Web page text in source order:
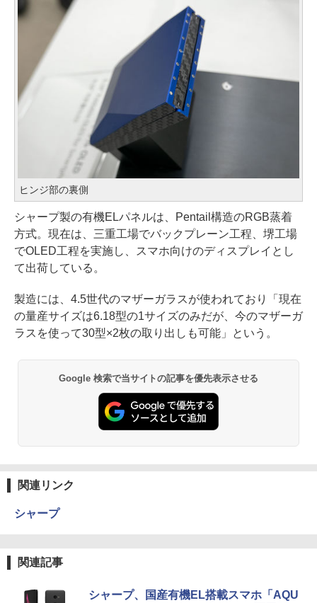
ヒンジ部の裏側
シャープ製の有機ELパネルは、Pentail構造のRGB蒸着
方式。現在は、三重工場でバックプレーン工程、堺工場
でOLED工程を実施し、スマホ向けのディスプレイとし
て出荷している。
製造には、4.5世代のマザーガラスが使われており「現在
の量産サイズは6.18型の1サイズのみだが、今のマザーガ
ラスを使って30型×2枚の取り出しも可能」という。
Google 検索で当サイトの記事を優先表示させる
関連リンク
シャープ
関連記事
シャープ、国産有機EL搭載スマホ「AQU